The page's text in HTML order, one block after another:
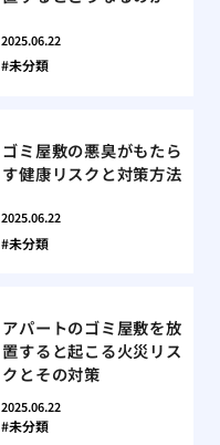
2025.06.22
未分類
ゴミ屋敷の悪臭がもたら
す健康リスクと対策方法
2025.06.22
未分類
アパートのゴミ屋敷を放
置すると起こる火災リス
クとその対策
2025.06.22
未分類